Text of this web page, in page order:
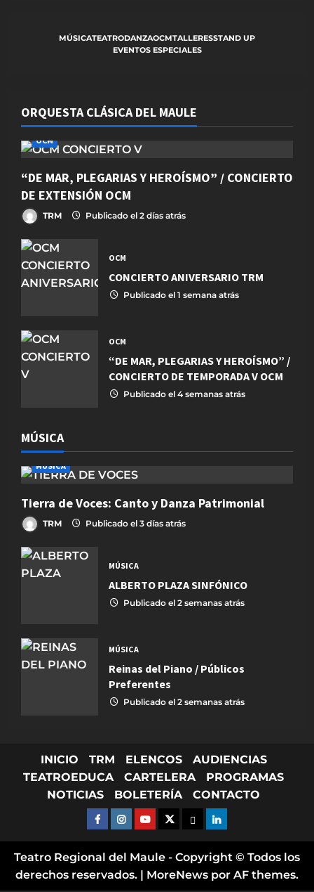
MÚSICATEATRODANZAOCMTALLERESSTAND UP
EVENTOS ESPECIALES
ORQUESTA CLÁSICA DEL MAULE
OCM
“DE MAR, PLEGARIAS Y HEROÍSMO” / CONCIERTO
DE EXTENSIÓN OCM
TRM Publicado el 2 días atrás
OCM
CONCIERTO ANIVERSARIO TRM
Publicado el 1 semana atrás
OCM
“DE MAR, PLEGARIAS Y HEROÍSMO” /
CONCIERTO DE TEMPORADA V OCM
Publicado el 4 semanas atrás
MÚSICA
MÚSICA
Tierra de Voces: Canto y Danza Patrimonial
TRM Publicado el 3 días atrás
MÚSICA
ALBERTO PLAZA SINFÓNICO
Publicado el 2 semanas atrás
MÚSICA
Reinas del Piano / Públicos
Preferentes
Publicado el 2 semanas atrás
INICIO TRM ELENCOS
AUDIENCIAS
TEATROEDUCA
CARTELERA
PROGRAMAS
NOTICIAS
BOLETERÍA CONTACTO
FACEBOOK
INSTAGRAM
YOUTUBE
X TWITTER
FLICKRLINKED IN
Teatro Regional del Maule - Copyright © Todos los
derechos reservados. | MoreNews por AF themes.